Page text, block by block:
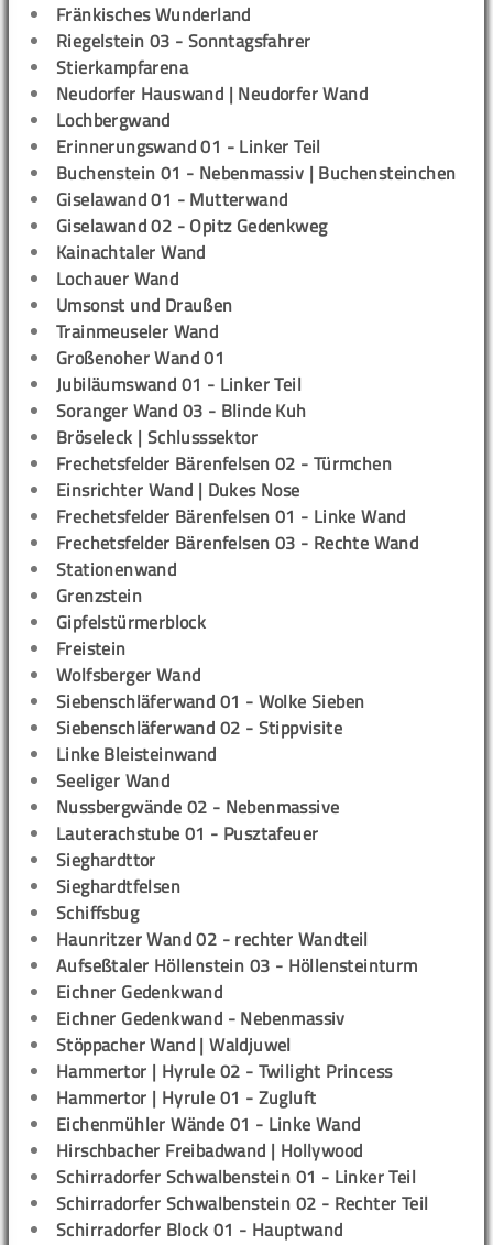
Fränkisches Wunderland
Riegelstein 03 - Sonntagsfahrer
Stierkampfarena
Neudorfer Hauswand | Neudorfer Wand
Lochbergwand
Erinnerungswand 01 - Linker Teil
Buchenstein 01 - Nebenmassiv | Buchensteinchen
Giselawand 01 - Mutterwand
Giselawand 02 - Opitz Gedenkweg
Kainachtaler Wand
Lochauer Wand
Umsonst und Draußen
Trainmeuseler Wand
Großenoher Wand 01
Jubiläumswand 01 - Linker Teil
Soranger Wand 03 - Blinde Kuh
Bröseleck | Schlusssektor
Frechetsfelder Bärenfelsen 02 - Türmchen
Einsrichter Wand | Dukes Nose
Frechetsfelder Bärenfelsen 01 - Linke Wand
Frechetsfelder Bärenfelsen 03 - Rechte Wand
Stationenwand
Grenzstein
Gipfelstürmerblock
Freistein
Wolfsberger Wand
Siebenschläferwand 01 - Wolke Sieben
Siebenschläferwand 02 - Stippvisite
Linke Bleisteinwand
Seeliger Wand
Nussbergwände 02 - Nebenmassive
Lauterachstube 01 - Pusztafeuer
Sieghardttor
Sieghardtfelsen
Schiffsbug
Haunritzer Wand 02 - rechter Wandteil
Aufseßtaler Höllenstein 03 - Höllensteinturm
Eichner Gedenkwand
Eichner Gedenkwand - Nebenmassiv
Stöppacher Wand | Waldjuwel
Hammertor | Hyrule 02 - Twilight Princess
Hammertor | Hyrule 01 - Zugluft
Eichenmühler Wände 01 - Linke Wand
Hirschbacher Freibadwand | Hollywood
Schirradorfer Schwalbenstein 01 - Linker Teil
Schirradorfer Schwalbenstein 02 - Rechter Teil
Schirradorfer Block 01 - Hauptwand